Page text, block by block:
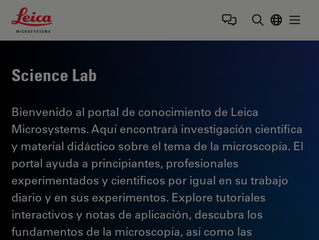
Leica Microsystems Logo
Science Lab
Bienvenido al portal de conocimiento de Leica
Microsystems. Aquí encontrará investigación científica
y material didáctico sobre el tema de la microscopía. El
portal ayuda a principiantes, profesionales
experimentados y científicos por igual en su trabajo
diario y en sus experimentos. Explore tutoriales
interactivos y notas de aplicación, descubra los
fundamentos de la microscopía, así como las